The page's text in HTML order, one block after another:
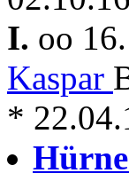
I. oo
Kaspar
*